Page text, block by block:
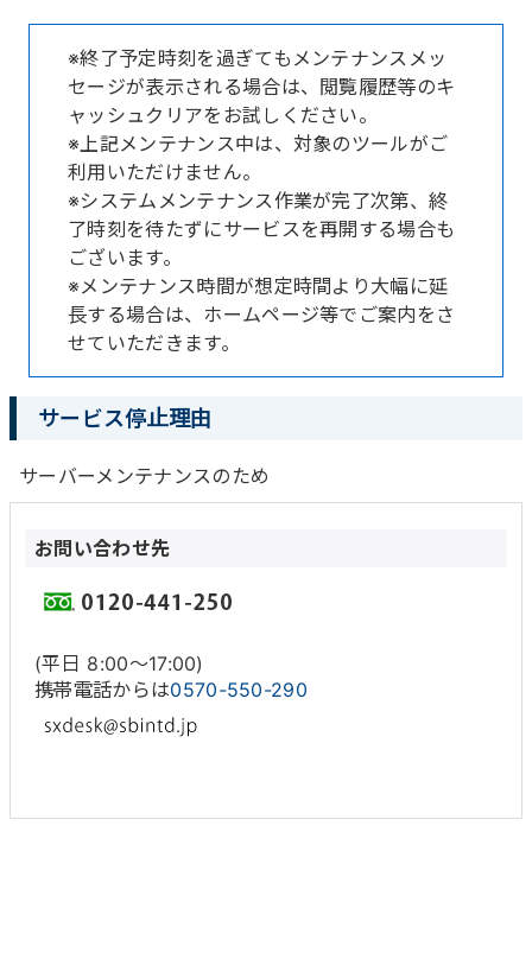
※終了予定時刻を過ぎてもメンテナンスメッ
セージが表示される場合は、閲覧履歴等のキ
ャッシュクリアをお試しください。
※上記メンテナンス中は、対象のツールがご
利用いただけません。
※システムメンテナンス作業が完了次第、終
了時刻を待たずにサービスを再開する場合も
ございます。
※メンテナンス時間が想定時間より大幅に延
長する場合は、ホームページ等でご案内をさ
せていただきます。
サービス停止理由
サーバーメンテナンスのため
お問い合わせ先
(平日 8:00〜17:00)
携帯電話からは0570-550-290